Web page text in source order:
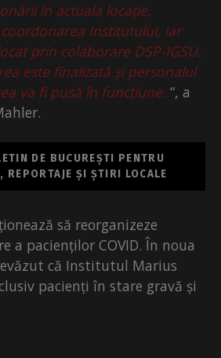
în actuala locație,
Institutului, iar
prin colaborare DSP-IGSU.
este finalizată și personalul
va fi pusă în funcțiune. “, a
DE BUCUREȘTI PENTRU
REPORTAJE ȘI ȘTIRI LOCALE
să reorganizeze
a pacienților COVID. În noua
că Institutul Marius
pacienți în stare gravă și